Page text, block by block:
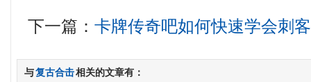
下一篇：卡牌传奇吧如何快速学会刺
与复古合击相关的文章有：